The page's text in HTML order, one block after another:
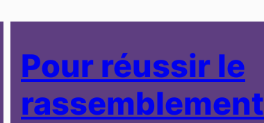
Pour réussir le
rassemblement